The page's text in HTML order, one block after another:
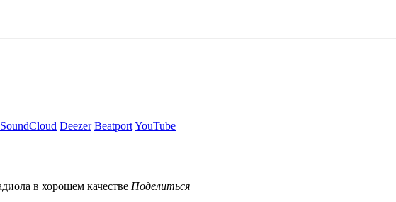
SoundCloud Deezer BeatportYouTube
Поделиться